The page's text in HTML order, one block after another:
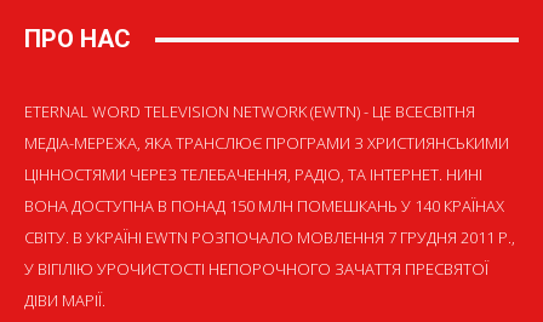
ПРО НАС
ETERNAL WORD TELEVISION NETWORK (EWTN) - ЦЕ ВСЕСВІТНЯ
МЕДІА-МЕРЕЖА, ЯКА ТРАНСЛЮЄ ПРОГРАМИ З ХРИСТИЯНСЬКИМИ
ЦІННОСТЯМИ ЧЕРЕЗ ТЕЛЕБАЧЕННЯ, РАДІО, ТА ІНТЕРНЕТ. НИНІ
ВОНА ДОСТУПНА В ПОНАД 150 МЛН ПОМЕШКАНЬ У 140 КРАЇНАХ
СВІТУ. В УКРАЇНІ EWTN РОЗПОЧАЛО МОВЛЕННЯ 7 ГРУДНЯ 2011 Р.,
У ВІГІЛІЮ УРОЧИСТОСТІ НЕПОРОЧНОГО ЗАЧАТТЯ ПРЕСВЯТОЇ
ДІВИ МАРІЇ.